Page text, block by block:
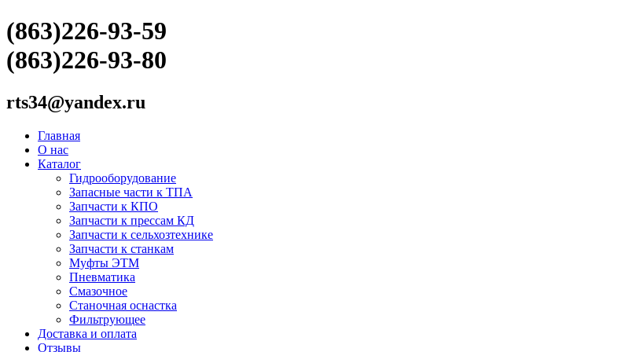
(863)226-93-59
(863)226-93-80
rts34@yandex.ru
Главная
О нас
Каталог
Гидрооборудование
Запасные части к ТПА
Запчасти к КПО
Запчасти к прессам КД
Запчасти к сельхозтехнике
Запчасти к станкам
Муфты ЭТМ
Пневматика
Смазочное
Станочная оснастка
Фильтрующее
Доставка и оплата
Отзывы